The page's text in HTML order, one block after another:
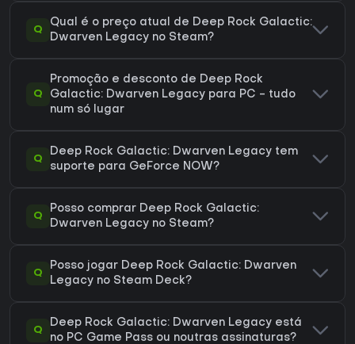
Q
Qual é o preço atual de Deep Rock Galactic:
Dwarven Legacy no Steam?
Q
Promoção e desconto de Deep Rock
Galactic: Dwarven Legacy para PC - tudo
num só lugar
Q
Deep Rock Galactic: Dwarven Legacy tem
suporte para GeForce NOW?
Q
Posso comprar Deep Rock Galactic:
Dwarven Legacy no Steam?
Q
Posso jogar Deep Rock Galactic: Dwarven
Legacy no Steam Deck?
Q
Deep Rock Galactic: Dwarven Legacy está
no PC Game Pass ou noutras assinaturas?